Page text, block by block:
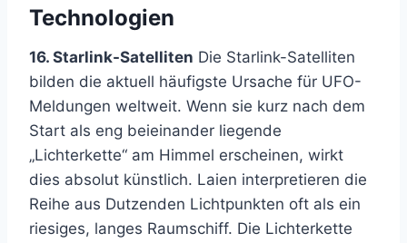
Technologien
16. Starlink-Satelliten Die Starlink-Satelliten
bilden die aktuell häufigste Ursache für UFO-
Meldungen weltweit. Wenn sie kurz nach dem
Start als eng beieinander liegende
„Lichterkette“ am Himmel erscheinen, wirkt
dies absolut künstlich. Laien interpretieren die
Reihe aus Dutzenden Lichtpunkten oft als ein
riesiges, langes Raumschiff. Die Lichterkette